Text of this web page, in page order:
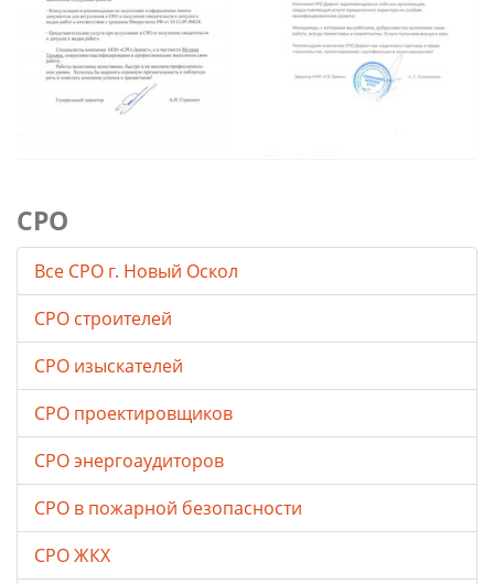
СРО
Все СРО г. Новый Оскол
СРО строителей
СРО изыскателей
СРО проектировщиков
СРО энергоаудиторов
СРО в пожарной безопасности
СРО ЖКХ